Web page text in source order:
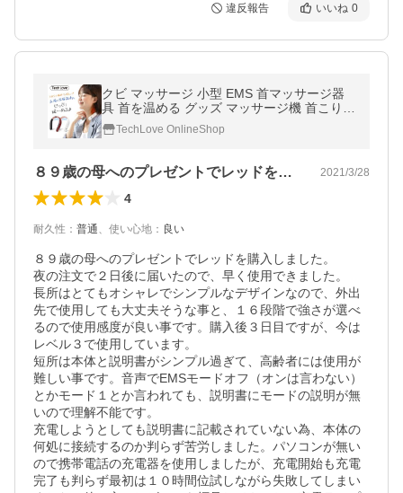
違反報告 いいね 0
クビ マッサージ 小型 EMS 首マッサージ器
具 首を温める グッズ マッサージ機 首こり
肩こり ネックマッサージャー 温熱 Tech Lov
e ファインネック
TechLove OnlineShop
８９歳の母へのプレゼントでレッドを購入… 2021/3/28
4
耐久性 ： 普通、 使い心地 ： 良い
８９歳の母へのプレゼントでレッドを購入しました。
夜の注文で２日後に届いたので、早く使用できました。
長所はとてもオシャレでシンプルなデザインなので、外出
先で使用しても大丈夫そうな事と、１６段階で強さが選べ
るので使用感度が良い事です。購入後３日目ですが、今は
レベル３で使用しています。
短所は本体と説明書がシンプル過ぎて、高齢者には使用が
難しい事です。音声でEMSモードオフ（オンは言わない）
とかモード１とか言われても、説明書にモードの説明が無
いので理解不能です。
充電しようとしても説明書に記載されていない為、本体の
何処に接続するのか判らず苦労しました。パソコンが無い
ので携帯電話の充電器を使用しましたが、充電開始も充電
完了も判らず最初は１０時間位試しながら失敗してしまい